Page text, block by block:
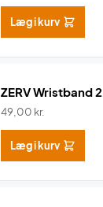
Læg i kurv
ZERV Wristband
49,00 kr.
Læg i kurv